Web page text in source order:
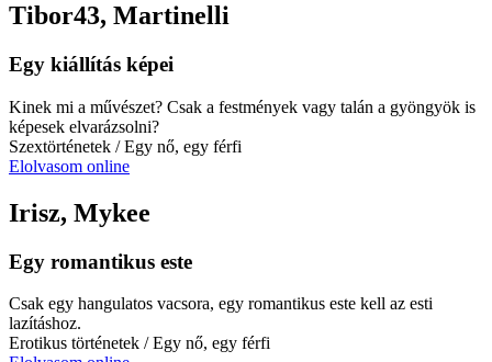
Tibor43, Martinelli
Egy kiállítás képei
Kinek mi a művészet? Csak a festmények vagy talán a gyöngyök is
képesek elvarázsolni?
Szextörténetek / Egy nő, egy férfi
Elolvasom online
Irisz, Mykee
Egy romantikus este
Csak egy hangulatos vacsora, egy romantikus este kell az esti
lazításhoz.
Erotikus történetek / Egy nő, egy férfi